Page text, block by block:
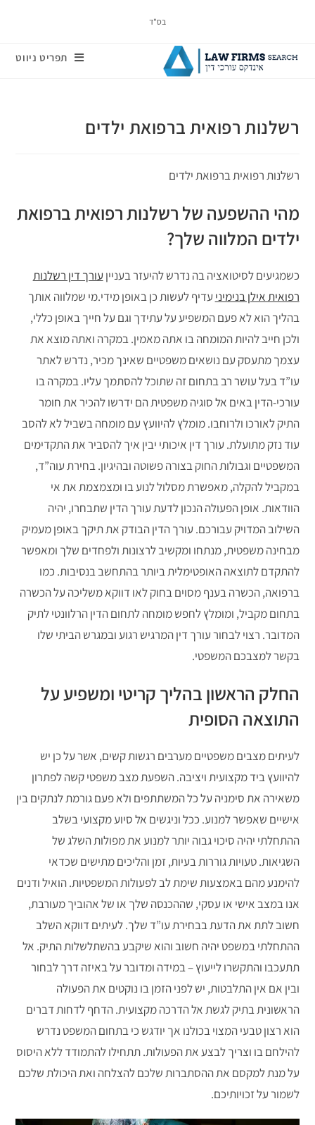
בס"ד
תפריט ניווט
רשלנות רפואית ברפואת ילדים
רשלנות רפואית ברפואת ילדים
מהי ההשפעה של רשלנות רפואית ברפואת
ילדים המלווה שלך?
כשמגיעים לסיטואציה בה נדרש להיעזר בעניין עורך דין רשלנות
רפואית אילן בנימיני עדיף לעשות כן באופן מידי.מי שמלווה אותך
בהליך הוא לא פעם המשפיע על עתידך וגם על חייך באופן כללי,
ולכן חייב להיות המומחה בו אתה מאמין. במקרה ואתה מוצא את
עצמך מתעסק עם נושאים משפטיים שאינך מכיר, נדרש לאתר
עו”ד בעל עושר רב בתחום זה שתוכל להסתמך עליו. במקרה בו
עורכי-הדין באים אל סוגיה משפטית הם ידרשו להכיר את חומר
התיק לאורכו ולרוחבו. מומלץ להיוועץ עם מומחה בשביל לא להסב
עוד נזק מתועלת. עורך דין איכותי יבין איך להסביר את התקדימים
המשפטיים וגבולות החוק בצורה פשוטה ובהיגיון. בחירת עוה”ד,
במקביל להקלה, מאפשרת מסלול לנוע בו ומצמצמת את אי
הוודאות. אופן הפעולה הנכון לדעת עורך הדין שתבחרו, יהיה
השילוב המדויק עבורכם. עורך הדין הבודק את תיקך באופן מעמיק
מבחינה משפטית, מנתחו ומקשיב לרצונות ולפחדים שלך ומאפשר
להתקדם לתוצאה האופטימלית ביותר בהתחשב בנסיבות. כמו
ברפואה, הכשרה בענף מסוים בחוק לאו דווקא משליכה על הכשרה
בתחום מקביל, ומומלץ לחפש מומחה לתחום הדין הרלוונטי לתיק
המדובר. רצוי לבחור עורך דין המרגיש רגוע ובמגרש הביתי שלו
בקשר למצבכם המשפטי.
החלק הראשון בהליך קריטי ומשפיע על
התוצאה הסופית
לעיתים מצבים משפטיים מערבים רגשות קשים, אשר על כן יש
להיוועץ ביד מקצועית ויציבה. השפעת מצב משפטי קשה לפתרון
משאירה את סימניה על כל המשתתפים ולא פעם גורמת לנתקים בין
אישיים שאפשר למנוע. ככל וניגשים אל סיוע מקצועי בשלב
ההתחלתי יהיה סיכוי גבוה יותר למנוע את מפולות השלג של
השגיאות. טעויות גוררות בעיות, זמן והליכים מתישים שכדאי
להימנע מהם באמצעות שימת לב לפעולות המשפטיות. הואיל ודנים
אנו במצב אישי או עסקי, שההכנסה שלך או של אהוביך מעורבת,
חשוב לתת את הדעת בבחירת עו”ד שלך. לעיתים דווקא השלב
ההתחלתי במשפט יהיה חשוב והוא שיקבע בהשתלשלות התיק. אל
תתעכבו והתקשרו לייעוץ – במידה ומדובר על באיזה דרך לבחור
ובין אם אין התלבטות, יש לפני הזמן בו נוקטים את הפעולה
הראשונית בתיק לגשת אל הדרכה מקצועית. הדחף לדחות דברים
הוא רצון טבעי המצוי בכולנו אך יודגש כי בתחום המשפט נדרש
להילחם בו וצריך לבצע את הפעולות. תתחילו להתמודד ללא היסוס
על מנת למקסם את ההסתברות שלכם להצלחה ואת היכולת שלכם
לשמור על זכויותיכם.